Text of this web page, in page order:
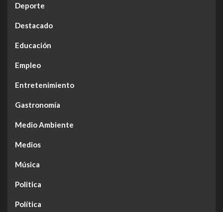
Deporte
Destacado
Educación
Empleo
Entretenimiento
Gastronomía
Medio Ambiente
Medios
Música
Politica
Política